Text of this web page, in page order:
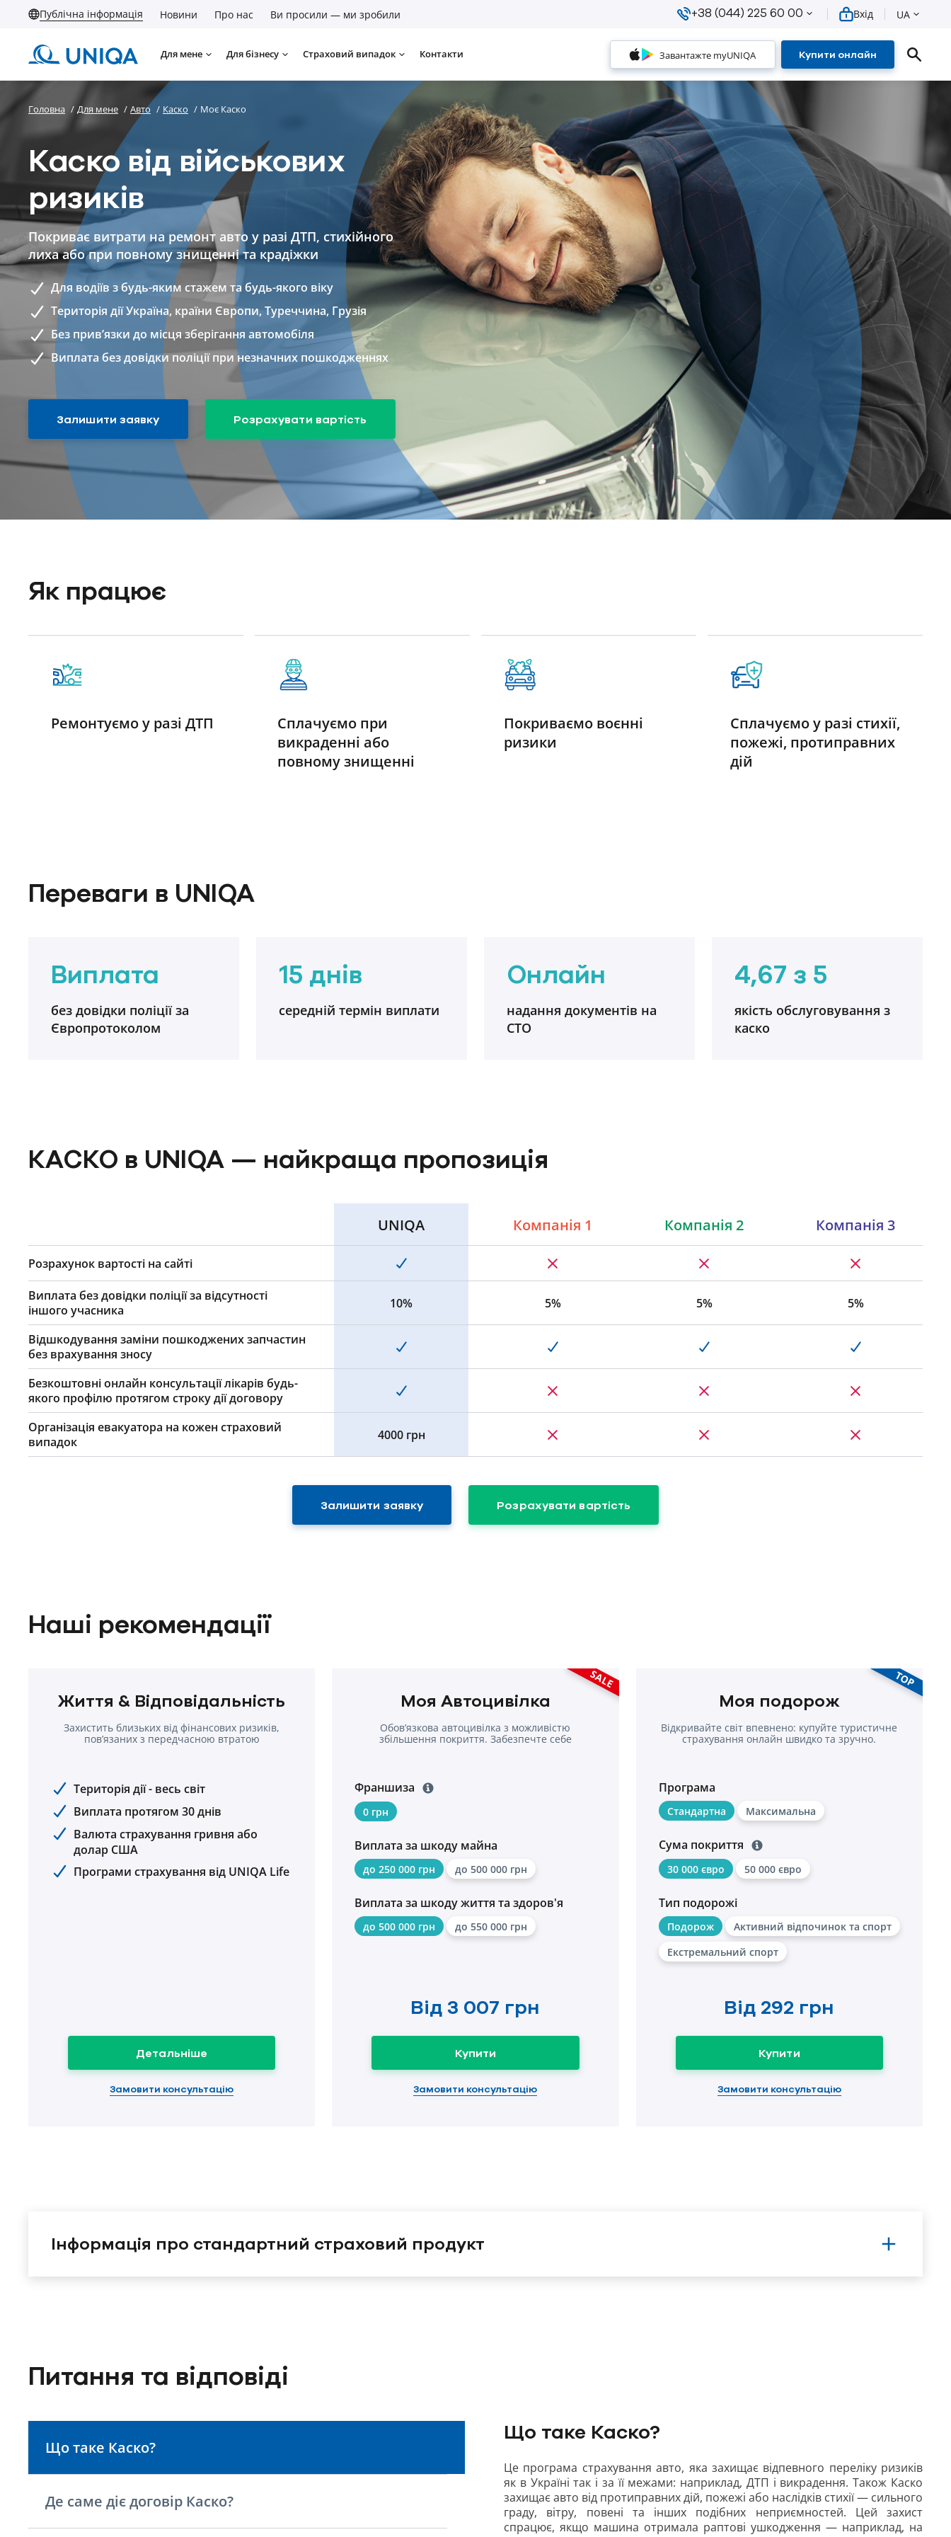
Публічна інформація Новини Про нас Ви просили — ми зробили +38 (044) 225 60 00 Вхід UA
Для мене Для бізнесу Страховий випадок Контакти Завантажте myUNIQA Купити онлайн
Головна / Для мене / Авто / Каско / Моє Каско
Каско від військових
ризиків
Покриває витрати на ремонт авто у разі ДТП, стихійного
лиха або при повному знищенні та крадіжки
Для водіїв з будь-яким стажем та будь-якого віку
Територія дії Україна, країни Європи, Туреччина, Грузія
Без прив’язки до місця зберігання автомобіля
Виплата без довідки поліції при незначних пошкодженнях
Залишити заявку Розрахувати вартість
Як працює
Ремонтуємо у разі ДТП
Сплачуємо при
викраденні або
повному знищенні
Покриваємо воєнні
ризики
Сплачуємо у разі стихії,
пожежі, протиправних
дій
Переваги в UNIQA
Виплата
без довідки поліції за
Європротоколом
15 днів
середній термін виплати
Онлайн
надання документів на
СТО
4,67 з 5
якість обслуговування з
каско
КАСКО в UNIQA — найкраща пропозиція
UNIQA Компанія 1 Компанія 2 Компанія 3
Розрахунок вартості на сайті
Виплата без довідки поліції за відсутності
іншого учасника
10% 5% 5% 5%
Відшкодування заміни пошкоджених запчастин
без врахування зносу
Безкоштовні онлайн консультації лікарів будь-
якого профілю протягом строку дії договору
Організація евакуатора на кожен страховий
випадок
4000 грн
Залишити заявку Розрахувати вартість
Наші рекомендації
Життя & Відповідальність
Захистить близьких від фінансових ризиків,
пов’язаних з передчасною втратою
Територія дії - весь світ
Виплата протягом 30 днів
Валюта страхування гривня або
долар США
Програми страхування від UNIQA Life
Детальніше
Замовити консультацію
SALE
Моя Автоцивілка
Обовʼязкова автоцивілка з можливістю
збільшення покриття. Забезпечте себе
Франшиза
0 грн
Виплата за шкоду майна
до 250 000 грн до 500 000 грн
Виплата за шкоду життя та здоров'я
до 500 000 грн до 550 000 грн
Від 3 007 грн
Купити
Замовити консультацію
TOP
Моя подорож
Відкривайте світ впевнено: купуйте туристичне
страхування онлайн швидко та зручно.
Програма
Стандартна Максимальна
Сума покриття
30 000 євро 50 000 євро
Тип подорожі
Подорож
Активний відпочинок та спорт
Екстремальний спорт
Від 292 грн
Купити
Замовити консультацію
Інформація про стандартний страховий продукт
Питання та відповіді
Що таке Каско?
Де саме діє договір Каско?
Що таке Каско?
Це програма страхування авто, яка захищає відпевного переліку ризиків
як в Україні так і за її межами: наприклад, ДТП і викрадення. Також Каско
захищає авто від протиправних дій, пожежі або наслідків стихії — сильного
граду, вітру, повені та інших подібних неприємностей. Цей захист
спрацює, якщо машина отримала раптові ушкодження — наприклад, на